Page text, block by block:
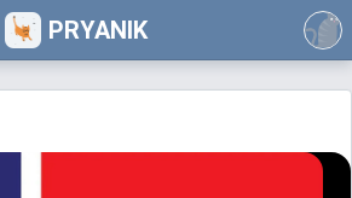
PRYANIK